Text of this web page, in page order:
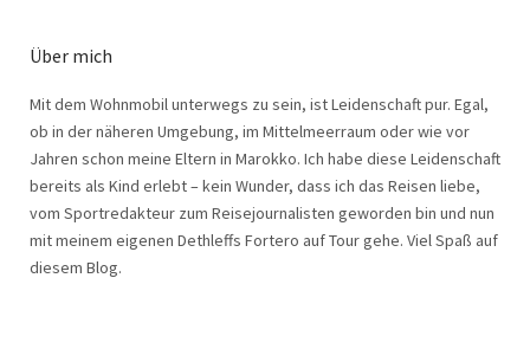
Über mich
Mit dem Wohnmobil unterwegs zu sein, ist Leidenschaft pur. Egal,
ob in der näheren Umgebung, im Mittelmeerraum oder wie vor
Jahren schon meine Eltern in Marokko. Ich habe diese Leidenschaft
bereits als Kind erlebt – kein Wunder, dass ich das Reisen liebe,
vom Sportredakteur zum Reisejournalisten geworden bin und nun
mit meinem eigenen Dethleffs Fortero auf Tour gehe. Viel Spaß auf
diesem Blog.